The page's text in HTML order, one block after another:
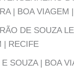
| BOA VIAGEM
DE SOUZA
| RECIFE
E SOUZA | BOA